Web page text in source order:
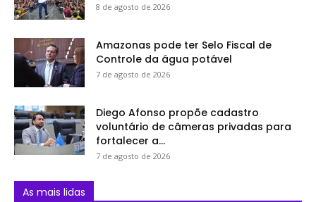
8 de agosto de 2026
Amazonas pode ter Selo Fiscal de
Controle da água potável
7 de agosto de 2026
Diego Afonso propõe cadastro
voluntário de câmeras privadas para
fortalecer a...
7 de agosto de 2026
As mais lidas